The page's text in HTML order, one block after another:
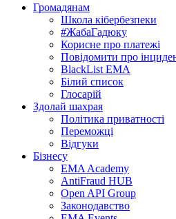
Громадянам
Школа кібербезпеки
#ЖабаГадюку
Корисне про платежі
Повідомити про
BlackList EMA
Білий список
Глосарій
Здолай шахрая
Політика приватності
Переможцi
Відгуки
Бізнесу
EMA Academy
AntiFraud HUB
Open API Group
Законодавство